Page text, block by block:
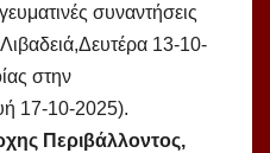
συναντήσεις
13-10-
στην
17-10-2025).
Περιβάλλοντος,